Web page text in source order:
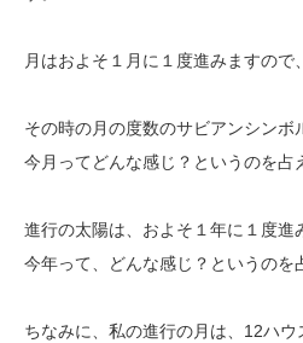
月はおよそ１月に１度進みますので、
その時の月の度数のサビアンシンボ
今月ってどんな感じ？というのを占
進行の太陽は、およそ１年に１度進
今年って、どんな感じ？というのを
ちなみに、私の進行の月は、12ハウ